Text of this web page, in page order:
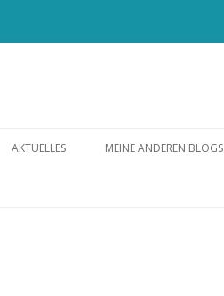
AKTUELLES MEINE ANDEREN BLOGS